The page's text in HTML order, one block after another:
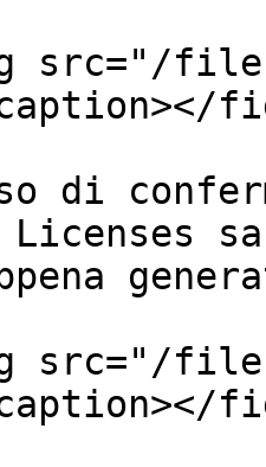
src="/files/
di
Licenses
src="/files/